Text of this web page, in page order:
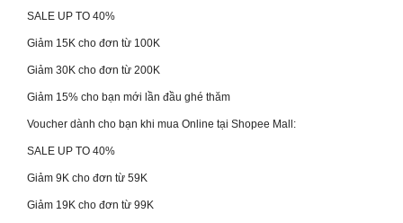
SALE UP TO 40%
Giảm 15K cho đơn từ 100K
Giảm 30K cho đơn từ 200K
Giảm 15% cho bạn mới lần đầu ghé thăm
Voucher dành cho bạn khi mua Online tại Shopee Mall:
SALE UP TO 40%
Giảm 9K cho đơn từ 59K
Giảm 19K cho đơn từ 99K